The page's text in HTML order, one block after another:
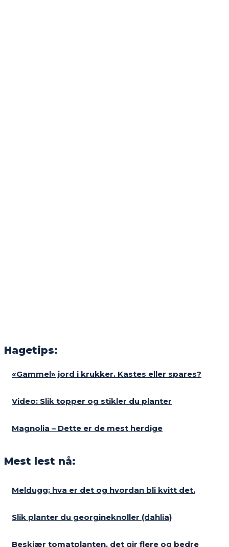
Hagetips:
«Gammel» jord i krukker. Kastes eller spares?
Video: Slik topper og stikler du planter
Magnolia – Dette er de mest herdige
Mest lest nå:
Meldugg; hva er det og hvordan bli kvitt det.
Slik planter du georgineknoller (dahlia)
Beskjær tomatplanten, det gir flere og bedre